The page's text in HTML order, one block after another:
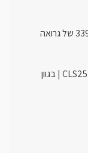
גוף פנימי לאינטרפוץ גרואה 4 דרך | 33963000 של גרואה
סט מקלחת 5 חלקים קומפלט (4 דרך) דגם CLS25 | בגוון